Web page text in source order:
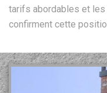
tarifs abordables et les
confirment cette